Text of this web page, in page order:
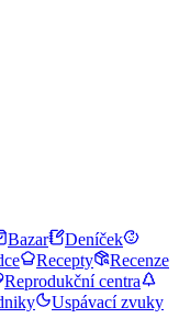
Bazar
Deníček
Recepty
Recenze
Reprodukční centra
Uspávací zvuky